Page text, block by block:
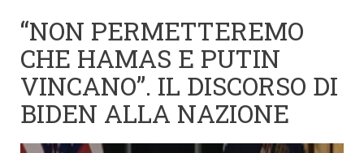
“NON PERMETTEREMO
CHE HAMAS E PUTIN
VINCANO”. IL DISCORSO DI
BIDEN ALLA NAZIONE